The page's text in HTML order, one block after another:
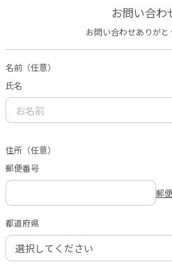
お問い合わ
お問い合わせありがと
名前（任意）
氏名
住所（任意）
郵便番号
郵
都道府県